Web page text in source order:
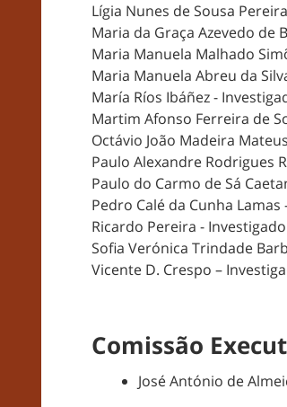
Lígia Nunes de Sousa
Maria da Graça Azevedo de
Maria Manuela Malhado
Maria Manuela Abreu da
María Ríos Ibáñez -
Martim Afonso Ferreira de
Octávio João Madeira
Paulo Alexandre Rodrigues
Paulo do Carmo de Sá
Pedro Calé da Cunha
Ricardo Pereira -
Sofia Verónica Trindade
Vicente D. Crespo –
Comissão
José António de